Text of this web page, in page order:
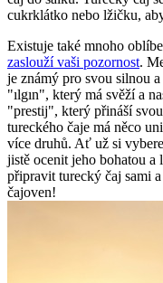
cukrklátko nebo lžičku,
Existuje také mnoho
zaslouží vaši pozornost.
je známý pro svou silnou
"ılgın", který má svěží a
"prestij", který přináší
tureckého čaje má něco
více druhů. Ať už si
jistě ocenit jeho bohatou
připravit turecký čaj sami
čajoven!